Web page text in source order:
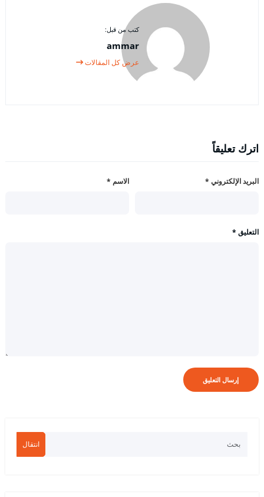
كتب من قبل:
ammar
عرض كل المقالات
اترك تعليقاً
الاسم * البريد الإلكتروني *
التعليق *
انتقال